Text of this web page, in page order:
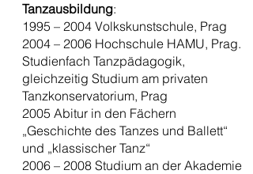
Tanzausbildung:
1995 – 2004 Volkskunstschule, Prag
2004 – 2006 Hochschule HAMU, Prag.
Studienfach Tanzpädagogik,
gleichzeitig Studium am privaten
Tanzkonservatorium, Prag
2005 Abitur in den Fächern
„Geschichte des Tanzes und Ballett“
und „klassischer Tanz“
2006 – 2008 Studium an der Akademie